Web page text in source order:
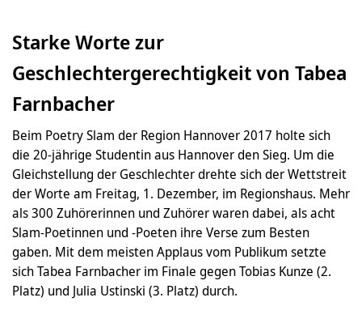
Starke Worte zur
Geschlechtergerechtigkeit von Tabea
Farnbacher
Beim Poetry Slam der Region Hannover 2017 holte sich
die 20-jährige Studentin aus Hannover den Sieg. Um die
Gleichstellung der Geschlechter drehte sich der Wettstreit
der Worte am Freitag, 1. Dezember, im Regionshaus. Mehr
als 300 Zuhörerinnen und Zuhörer waren dabei, als acht
Slam-Poetinnen und -Poeten ihre Verse zum Besten
gaben. Mit dem meisten Applaus vom Publikum setzte
sich Tabea Farnbacher im Finale gegen Tobias Kunze (2.
Platz) und Julia Ustinski (3. Platz) durch.